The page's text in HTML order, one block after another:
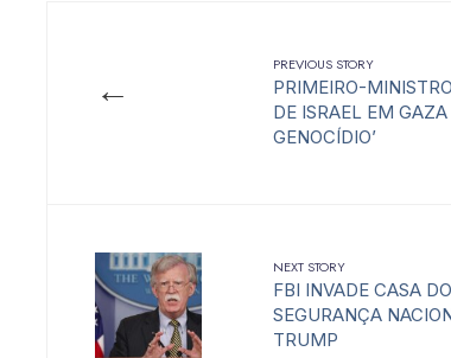
←
PREVIOUS STORY
PRIMEIRO-
DE ISRAEL EM
GENOCÍDIO’
NEXT STORY
FBI INVADE CASA
SEGURANÇA
TRUMP